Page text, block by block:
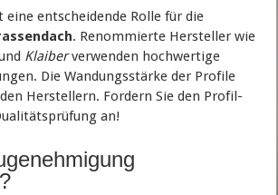
eine entscheidende Rolle für die
. Renommierte Hersteller wie
Klaiberverwenden hochwertige
Die Wandungsstärke der Profile
Herstellern. Fordern Sie den Profil-
an!